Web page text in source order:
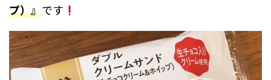
プ）』です